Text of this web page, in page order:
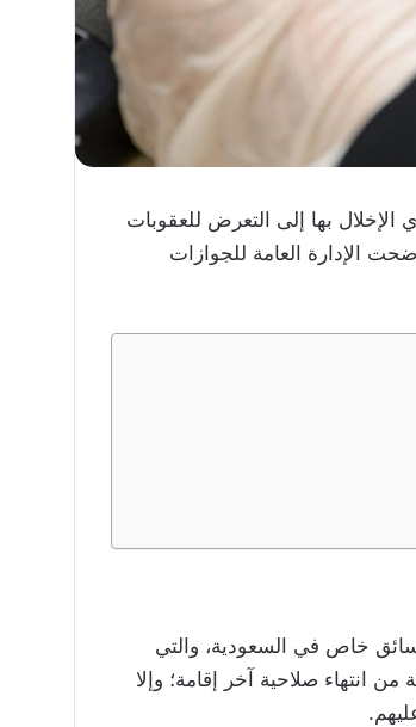
الإخلال بها إلى التعرض للعقوبات
الإدارة العامة للجوازات
سائق خاص في السعودية، والتي
انتهاء صلاحية آخر إقامة؛ وإلا